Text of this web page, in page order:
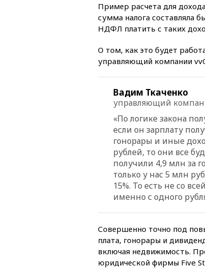
Пример расчета для
сумма налога составляла
НДФЛ платить с таких
О том, как это будет
управляющий компании
Вадим Ткаченко
управляющий
«По логике закона
если он зарплату
гонорары и иные
рублей, то они все
получили 4,9 млн за
только у нас 5 млн
15%. То есть не со
именно с одного
Совершенно точно под
плата, гонорары и
включая недвижимость.
юридической фирмы Five